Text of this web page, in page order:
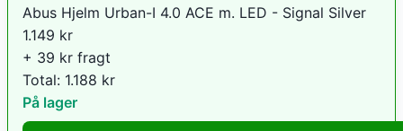
Abus Hjelm Urban-I 4.0 ACE m. LED - Signal Silver
1.149 kr
+ 39 kr fragt
Total: 1.188 kr
På lager